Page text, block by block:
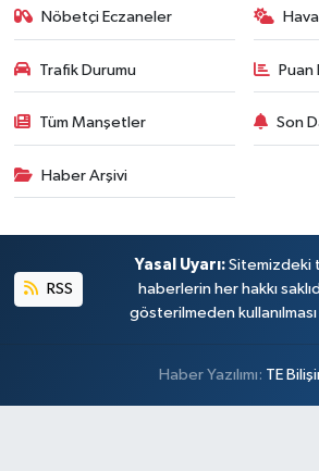
Nöbetçi Eczaneler
Trafik Durumu Puan
Tüm Manşetler Son
Haber Arşivi
RSS
Yasal Uyarı: Sitemizdeki
haberlerin her hakkı
gösterilmeden
Haber Yazılımı: TE